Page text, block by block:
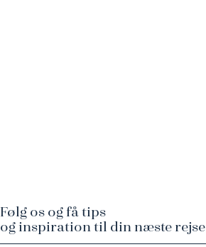
Følg os og få tips
og inspiration til din næste rejse